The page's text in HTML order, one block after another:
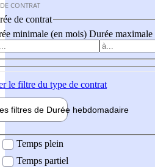
CONTRAT
de contrat
minimale (en mois) Durée maximale
le filtre du type de contrat
filtres de Durée hebdomadaire
Temps plein
Temps partiel